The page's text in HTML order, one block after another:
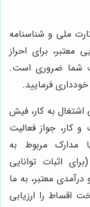
ملی و شناسنامه
معتبر، برای احراز
شما ضروری است.
فرمایید.
به کار، فیش
کار، جواز فعالیت
مدارک مربوط به
اثبات توانایی
معتبر، به ما
اقساط را ارزیابی